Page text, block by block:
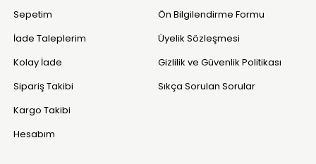
Sepetim
İade Taleplerim
Kolay İade
Sipariş Takibi
Kargo Takibi
Hesabım
Ön Bilgilendirme Formu
Üyelik Sözleşmesi
Gizlilik ve Güvenlik Politikası
Sıkça Sorulan Sorular